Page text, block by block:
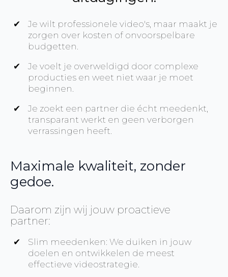
Je wilt professionele video's, maar maakt je
zorgen over kosten of onvoorspelbare
budgetten.
Je voelt je overweldigd door complexe
producties en weet niet waar je moet
beginnen.
Je zoekt een partner die écht meedenkt,
transparant werkt en geen verborgen
verrassingen heeft.
Maximale kwaliteit, zonder
gedoe.
Daarom zijn wij jouw proactieve
partner:
Slim meedenken: We duiken in jouw
doelen en ontwikkelen de meest
effectieve videostrategie.